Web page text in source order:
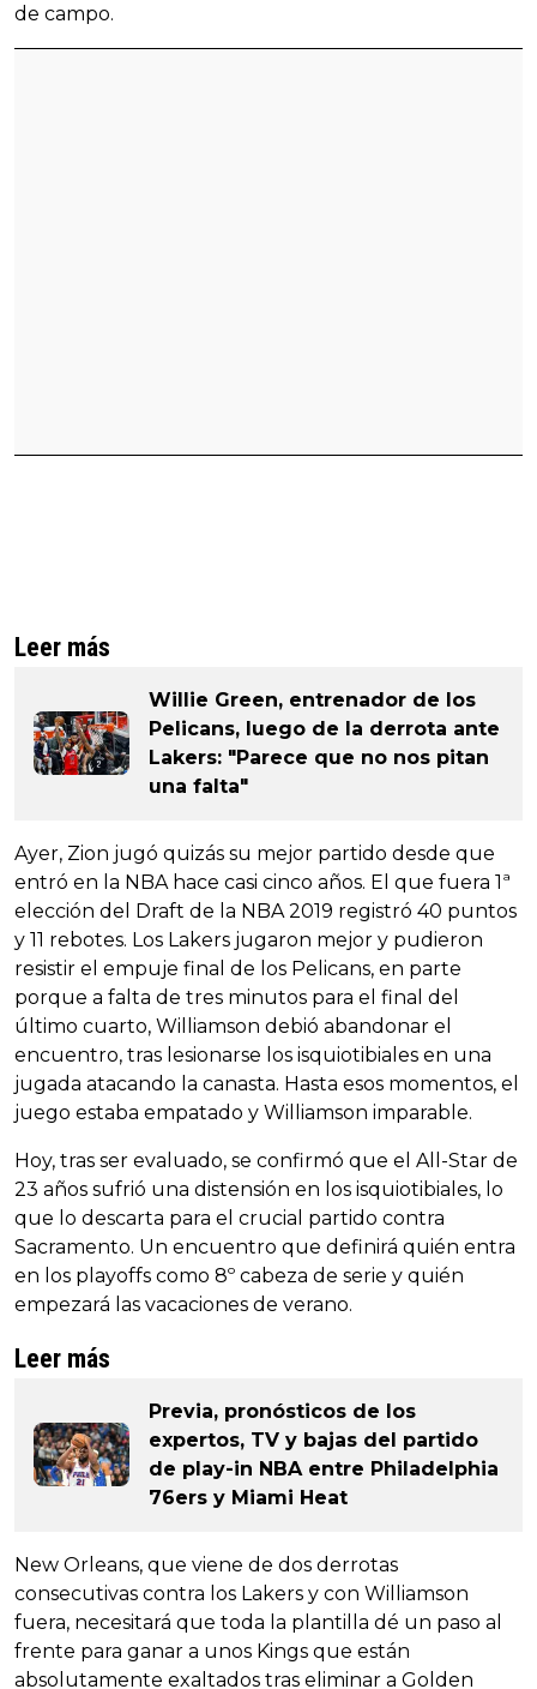
de campo.
Leer más
Willie Green, entrenador de los
Pelicans, luego de la derrota ante
Lakers: "Parece que no nos pitan
una falta"
Ayer, Zion jugó quizás su mejor partido desde que
entró en la NBA hace casi cinco años. El que fuera 1ª
elección del Draft de la NBA 2019 registró 40 puntos
y 11 rebotes. Los Lakers jugaron mejor y pudieron
resistir el empuje final de los Pelicans, en parte
porque a falta de tres minutos para el final del
último cuarto, Williamson debió abandonar el
encuentro, tras lesionarse los isquiotibiales en una
jugada atacando la canasta. Hasta esos momentos, el
juego estaba empatado y Williamson imparable.
Hoy, tras ser evaluado, se confirmó que el All-Star de
23 años sufrió una distensión en los isquiotibiales, lo
que lo descarta para el crucial partido contra
Sacramento. Un encuentro que definirá quién entra
en los playoffs como 8º cabeza de serie y quién
empezará las vacaciones de verano.
Leer más
Previa, pronósticos de los
expertos, TV y bajas del partido
de play-in NBA entre Philadelphia
76ers y Miami Heat
New Orleans, que viene de dos derrotas
consecutivas contra los Lakers y con Williamson
fuera, necesitará que toda la plantilla dé un paso al
frente para ganar a unos Kings que están
absolutamente exaltados tras eliminar a Golden